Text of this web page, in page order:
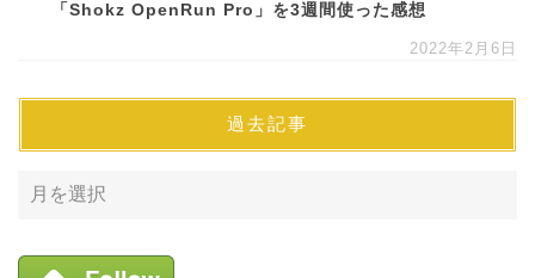
「Shokz OpenRun Pro」を3週間使った感想
2022年2月6日
過去記事